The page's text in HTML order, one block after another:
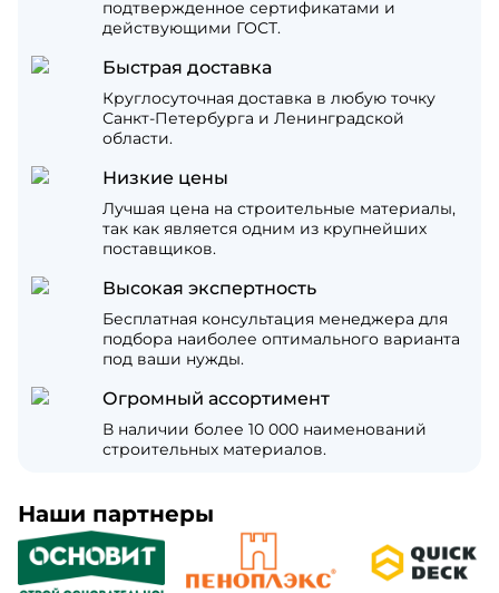
подтвержденное сертификатами и
действующими ГОСТ.
Быстрая доставка
Круглосуточная доставка в любую точку
Санкт-Петербурга и Ленинградской
области.
Низкие цены
Лучшая цена на строительные материалы,
так как является одним из крупнейших
поставщиков.
Высокая экспертность
Бесплатная консультация менеджера для
подбора наиболее оптимального варианта
под ваши нужды.
Огромный ассортимент
В наличии более 10 000 наименований
строительных материалов.
Наши партнеры